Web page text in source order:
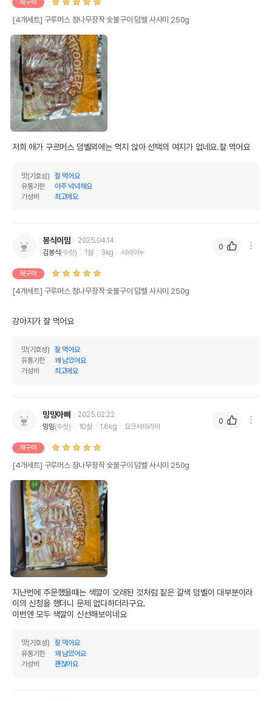
재구매
[4개세트] 구루머스 참나무장작 숯불구이 덤벨 사사미 250g
저희 애가 구르머스 덤벨외에는 먹지 않아 선택의 여지가 없네요.잘 먹어요
맛(기호성)
잘 먹어요
유통기한
아주 넉넉해요
가성비
최고에요
봉식이맘
2025.04.14
김봉식(수컷) 1살 3kg 시바이누
재구매
[4개세트] 구루머스 참나무장작 숯불구이 덤벨 사사미 250g
강아지가 잘 먹어요
맛(기호성)
잘 먹어요
유통기한
꽤 남았어요
가성비
최고에요
0
밍밍아빠
2025.02.22
밍밍(수컷) 10살 1.6kg 요크셔테리어
재구매
[4개세트] 구루머스 참나무장작 숯불구이 덤벨 사사미 250g
지난번에 주문했을때는 색깔이 오래된 것처럼 짙은 갈색 덤벨이 대부분이라
이의 신청을 했더니 문제 없다하더라구요.
이번엔 모두 색깔이 신선해보이네요
맛(기호성)
잘 먹어요
유통기한
꽤 남았어요
가성비
괜찮아요
0